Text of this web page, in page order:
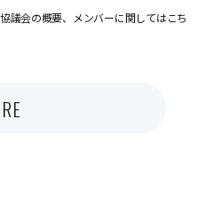
議会の概要、メンバーに関してはこち